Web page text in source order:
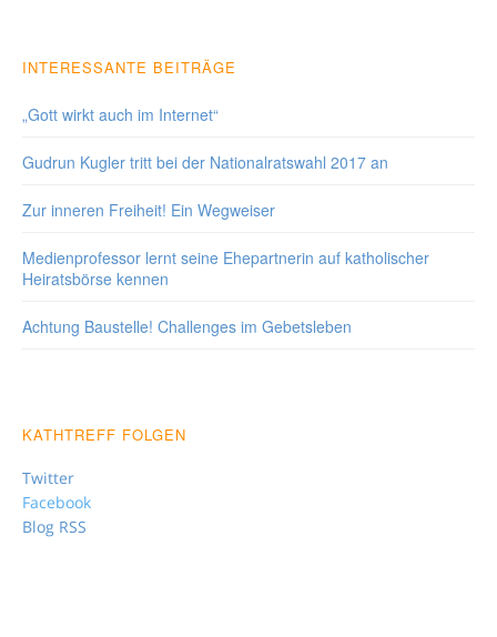
INTERESSANTE BEITRÄGE
„Gott wirkt auch im Internet“
Gudrun Kugler tritt bei der Nationalratswahl 2017 an
Zur inneren Freiheit! Ein Wegweiser
Medienprofessor lernt seine Ehepartnerin auf katholischer
Heiratsbörse kennen
Achtung Baustelle! Challenges im Gebetsleben
KATHTREFF FOLGEN
Twitter
Facebook
Blog RSS